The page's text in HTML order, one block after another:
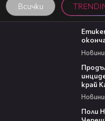
Всички
03:29
край
Поли